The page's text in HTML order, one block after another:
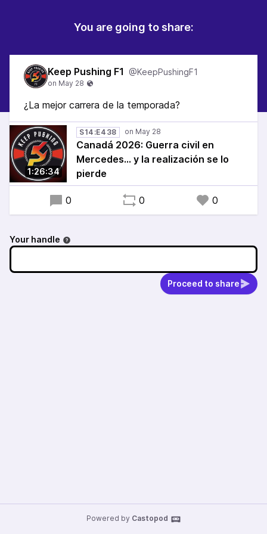
You are going to share:
Keep Pushing F1 @KeepPushingF1
¿La mejor carrera de la temporada?
1:26:34
S14:E438
Canadá 2026: Guerra civil en
Mercedes... y la realización se lo
pierde
0 0 0
Your handle
Proceed to share
Powered by Castopod